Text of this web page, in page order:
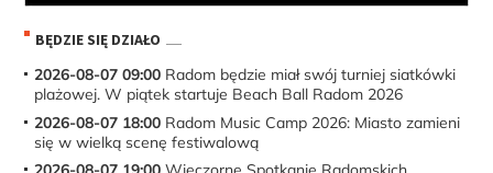
BĘDZIE SIĘ DZIAŁO
2026-08-07 09:00 Radom będzie miał swój turniej siatkówki
plażowej. W piątek startuje Beach Ball Radom 2026
2026-08-07 18:00 Radom Music Camp 2026: Miasto zamieni
się w wielką scenę festiwalową